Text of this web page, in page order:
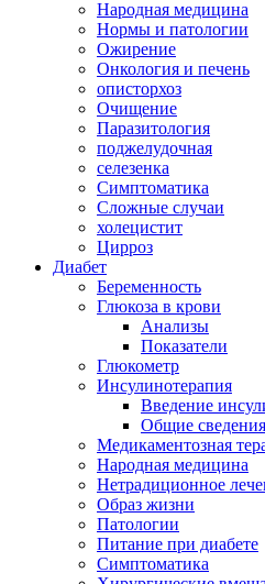
Народная медицина
Нормы и патологии
Ожирение
Онкология и печень
описторхоз
Очищение
Паразитология
поджелудочная
селезенка
Симптоматика
Сложные случаи
холецистит
Цирроз
Диабет
Беременность
Глюкоза в крови
Анализы
Показатели
Глюкометр
Инсулинотерапия
Введение
Общие сведения
Медикаментозная
Народная медицина
Нетрадиционное
Образ жизни
Патологии
Питание при диабете
Симптоматика